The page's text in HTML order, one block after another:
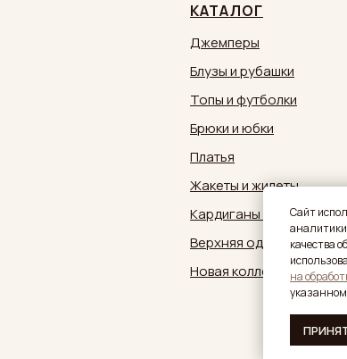
Caйт
качества
нa
КАТАЛОГ
Джемперы
Блузы и рубашки
Топы и футболки
Брюки и юбки
Платья
Жакеты и жилеты
Кардиганы и кимоно
Верхняя одежда
Новая коллекция